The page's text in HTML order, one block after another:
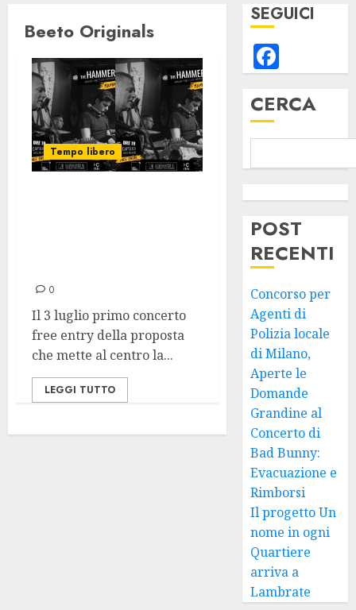
Beeto Originals
Tempo libero
0
Il 3 luglio primo concerto
free entry della proposta
che mette al centro la...
LEGGI TUTTO
SEGUICI
CERCA
POST
RECENTI
Concorso per
Agenti di
Polizia locale
di Milano,
Aperte le
Domande
Grandine al
Concerto di
Bad Bunny:
Evacuazione e
Rimborsi
Il progetto Un
nome in ogni
Quartiere
arriva a
Lambrate